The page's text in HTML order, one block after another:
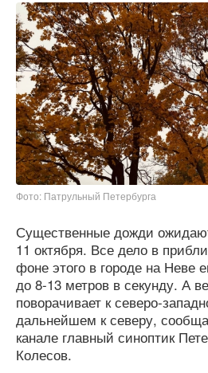
Фото: Патрульный Петербурга
Существенные дожди
11 октября. Все дело в
фоне этого в городе на Неве
до 8-13 метров в секунду. А
поворачивает к северо-
дальнейшем к северу,
канале главный синоптик
Колесов.